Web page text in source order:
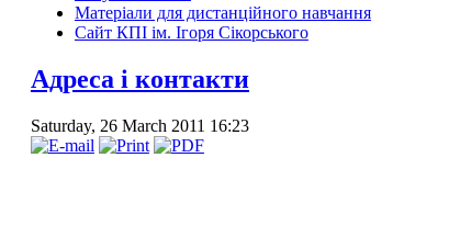
Матеріали для дистанційного навчання
Сайт КПІ ім. Ігоря Сікорського
Адреса і контакти
Saturday, 26 March 2011 16:23